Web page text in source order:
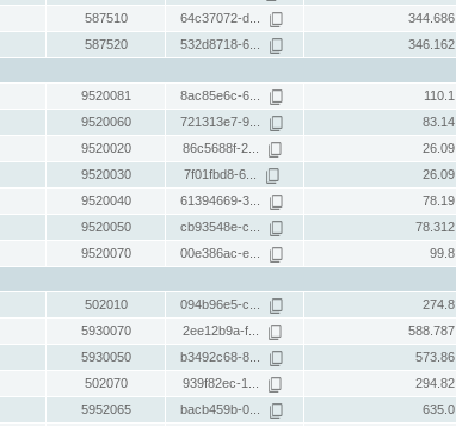
587510 64c37072-d... 344.686
587520 532d8718-6... 346.162
9520081 8ac85e6c-6... 110.1
9520060 721313e7-9... 83.14
9520020 86c5688f-2... 26.09
9520030 7f01fbd8-6... 26.09
9520040 61394669-3... 78.19
9520050 cb93548e-c... 78.312
9520070 00e386ac-e... 99.8
502010 094b96e5-c... 274.8
5930070 2ee12b9a-f... 588.787
5930050 b3492c68-8... 573.86
502070 939f82ec-1... 294.82
5952065 bacb459b-0... 635.0